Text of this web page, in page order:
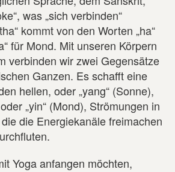
was „sich verbinden“
kommt von den Worten „ha“
für Mond. Mit unseren Körpern
verbinden wir zwei Gegensätze
Ganzen. Es schafft eine
hellen, oder „yang“ (Sonne),
„yin“ (Mond), Strömungen in
die Energiekanäle freimachen
Yoga anfangen möchten,